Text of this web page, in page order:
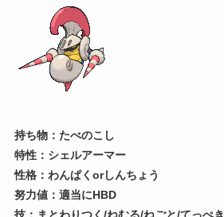
持ち物：たべのこし
特性：シェルアーマー
性格：わんぱくorしんちょう
努力値：適当にHBD